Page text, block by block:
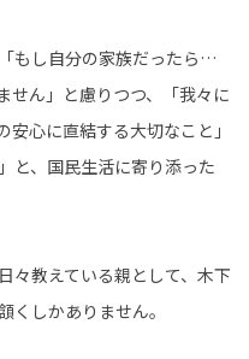
もし自分の家族だったら…
せん」と慮りつつ、「我々に
心に直結する大切なこと」
と、国民生活に寄り添った
々教えている親として、木下
くしかありません。